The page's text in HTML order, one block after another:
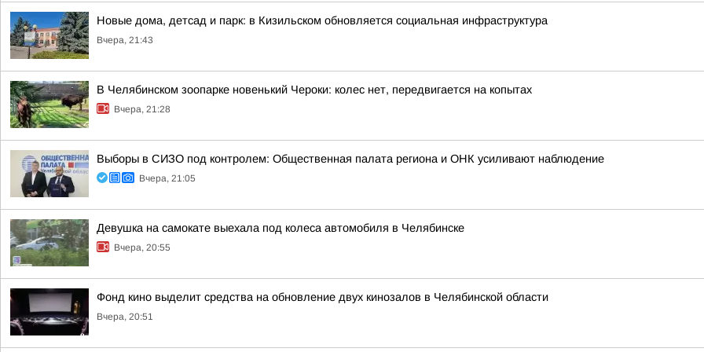
Новые дома, детсад и парк: в Кизильском обновляется социальная инфраструктура
Вчера, 21:43
В Челябинском зоопарке новенький Чероки: колес нет, передвигается на копытах
Вчера, 21:28
Выборы в СИЗО под контролем: Общественная палата региона и ОНК усиливают наблюдение
Вчера, 21:05
Девушка на самокате выехала под колеса автомобиля в Челябинске
Вчера, 20:55
Фонд кино выделит средства на обновление двух кинозалов в Челябинской области
Вчера, 20:51